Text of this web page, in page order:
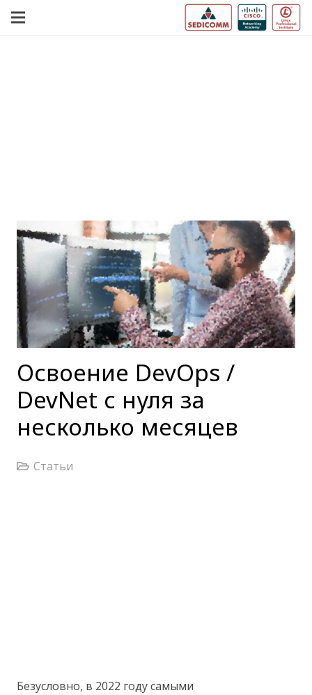
Освоение DevOps /
DevNet с нуля за
несколько месяцев
Статьи
Безусловно, в 2022 году самыми